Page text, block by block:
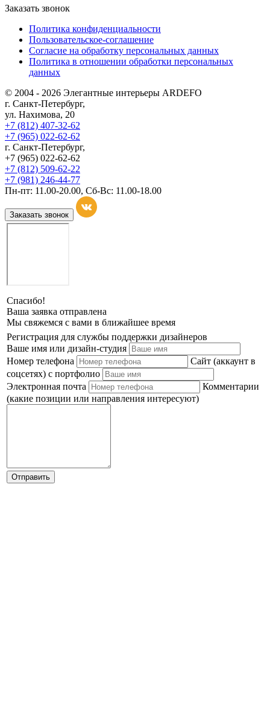
Заказать звонок
Политика конфиденциальности
Пользовательское-соглашение
Согласие на обработку персональных данных
Политика в отношении обработки персональных
данных
© 2004 - 2026 Элегантные интерьеры ARDEFO
г. Санкт-Петербург,
ул. Нахимова, 20
+7 (812) 407-32-62
+7 (965) 022-62-62
г. Санкт-Петербург,
+7 (965) 022-62-62
+7 (812) 509-62-22
+7 (981) 246-44-77
Пн-пт: 11.00-20.00, Сб-Вс: 11.00-18.00
Заказать звонок
Спасибо!
Ваша заявка отправлена
Мы свяжемся с вами в ближайшее время
Регистрация для службы поддержки дизайнеров
Ваше имя или дизайн-студия
Номер телефона
Сайт (аккаунт в
соцсетях) с портфолио
Электронная почта
Комментарии
(какие позиции или направления интересуют)
Отправить